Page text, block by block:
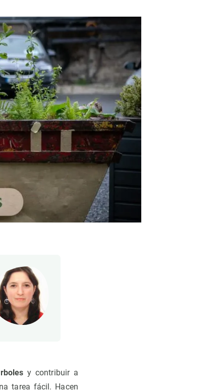
y contribuir a
tarea fácil. Hacen
másteres y doctorado
sabático
crecer
de carrera
y actividades internas
formación